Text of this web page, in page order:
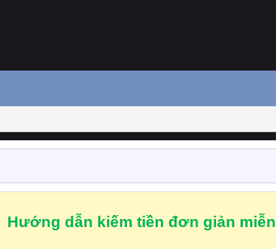
Hướng dẫn kiếm tiền đơn giản